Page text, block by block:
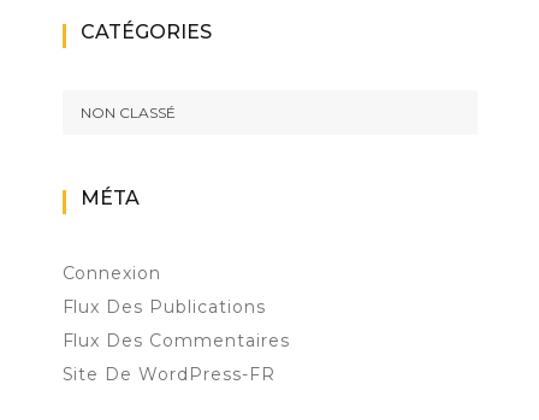
CATÉGORIES
NON CLASSÉ
MÉTA
Connexion
Flux Des Publications
Flux Des Commentaires
Site De WordPress-FR